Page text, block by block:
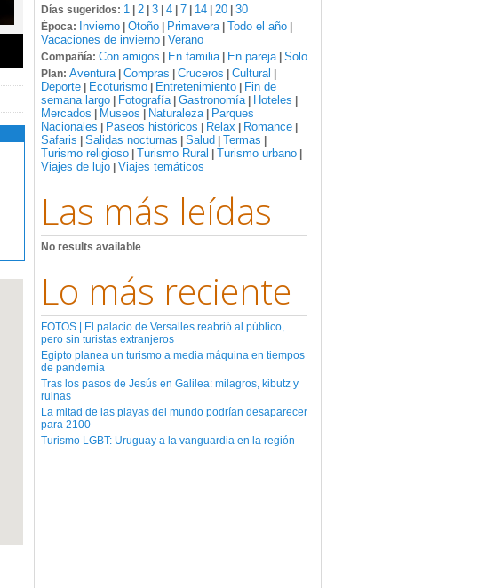
Días sugeridos: 1 2 3 4 7 14 20 30
Época: Invierno Otoño Primavera| Todo el año
Vacaciones de invierno Verano
Compañía: Con amigos En familia| En pareja| Solo
Plan: Aventura| Compras Cruceros Cultural
Deporte Ecoturismo Entretenimiento
Fin de
semana largo
Fotografía| Gastronomía| Hoteles
Mercados Museos Naturaleza|
Parques
Nacionales
Paseos históricos Relax Romance
Safaris Salidas nocturnas Salud Termas
Turismo religioso Turismo Rural Turismo urbano
Viajes de lujo Viajes temáticos
Las más leídas
No results available
Lo más reciente
FOTOS | El palacio de Versalles reabrió al público,
pero sin turistas extranjeros
Egipto planea un turismo a media máquina en tiempos
de pandemia
Tras los pasos de Jesús en Galilea: milagros, kibutz y
ruinas
La mitad de las playas del mundo podrían desaparecer
para 2100
Turismo LGBT: Uruguay a la vanguardia en la región